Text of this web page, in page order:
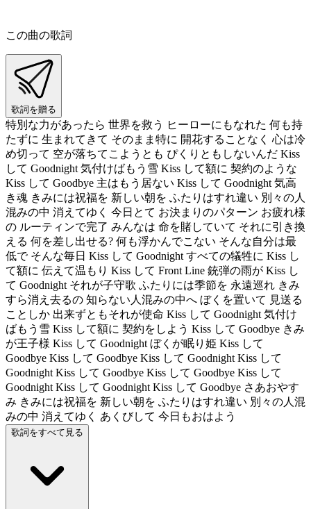
この曲の歌詞
歌詞を贈る
特別な力があったら 世界を救う ヒーローにもなれた 何も持
たずに 生まれてきて そのまま特に 開花することなく 心は冷
め切って 空が落ちてこようとも ぴくりともしないんだ Kiss
して Goodnight 気付けばもう雪 Kiss して額に 契約のような
Kiss して Goodbye 主はもう居ない Kiss して Goodnight 気高
き魂 きみには祝福を 新しい朝を ふたりはすれ違い 別々の人
混みの中 消えてゆく 今日とて お決まりのパターン お疲れ様
の ルーティンで完了 みんなは 命を賭していて それに引き換
える 何を差し出せる? 何も浮かんでこない そんな自分は最
低で そんな毎日 Kiss して Goodnight すべての犠牲に Kiss し
て額に 伝えて温もり Kiss して Front Line 銃弾の雨が Kiss し
て Goodnight それが子守歌 ふたりには季節を 永遠巡れ きみ
すら消え去るの 知らない人混みの中へ ぼくを置いて 見送る
ことしか 出来ずともそれが使命 Kiss して Goodnight 気付け
ばもう雪 Kiss して額に 契約をしよう Kiss して Goodbye きみ
が王子様 Kiss して Goodnight ぼくが眠り姫 Kiss して
Goodbye Kiss して Goodbye Kiss して Goodnight Kiss して
Goodnight Kiss して Goodbye Kiss して Goodbye Kiss して
Goodnight Kiss して Goodnight Kiss して Goodbye さあおやす
み きみには祝福を 新しい朝を ふたりはすれ違い 別々の人混
みの中 消えてゆく あくびして 今日もおはよう
歌詞をすべて見る